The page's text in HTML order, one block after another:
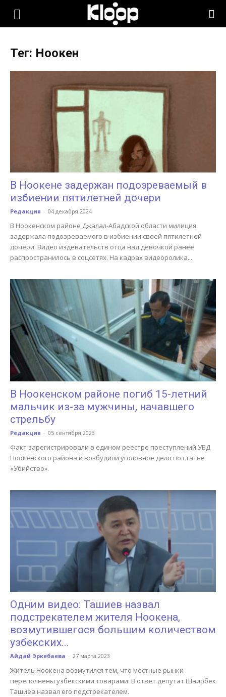
KLOOP.KG
Кыргызстана
Тег: Ноокен
В Ноокене задержан подозреваемый в
избиении пятилетней дочери
Редакция - 04 декабря 2024
В Ноокенском районе Джалал-Абадской области милиция
задержала подозреваемого в избиении своей пятилетней
дочери. Видео издевательств отца над девочкой ранее
распространилось в соцсетях. На кадрах видеоролика...
В Ноокенском районе погиб 15-летний
мальчик из-за мужчины, начавшего
стрельбу
Редакция - 05 сентября 2023
Факт зарегистрировали в едином реестре преступлений УВД
Ноокенского района и возбудили уголовное дело по статье
«Убийство».
Одним видео: Ташиев назвал
подстрекателем жителя Ноокена,
возмутившегося большим количеством
узбекских...
Айдай Эркебаева - 27 марта 2023
Житель Ноокена возмутился тем, что местные рынки
переполнены узбекскими товарами. В ответ депутат Шаирбек
Ташиев назвал его подстрекателем.